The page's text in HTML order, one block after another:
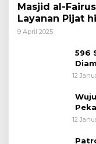
Masjid al-
Layanan Pijat
bagi Pemudik
9 April 2025
596
12
12